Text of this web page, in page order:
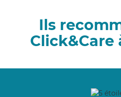
Ils
Click&Care